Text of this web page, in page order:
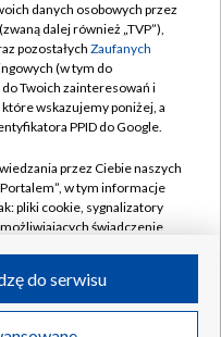
TVP
S.A. w likwidacji
danych osobowych przez
dalej również „TVP”),
pozostałych Zaufanych
(w tym do
Twoich zainteresowań i
wskazujemy poniżej, a
PPID do Google.
przez Ciebie naszych
w tym informacje
pliki cookie, sygnalizatory
świadczenie
przez Ciebie
do serwisu